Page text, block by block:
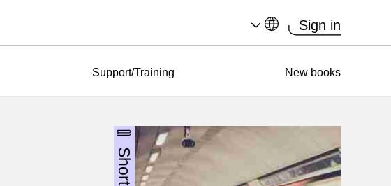
Sign in
Support/Training New books
Short